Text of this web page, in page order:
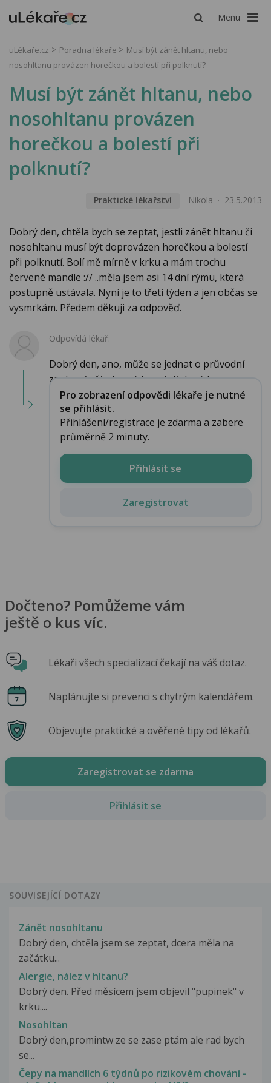
Menu
uLékaře.cz Poradna lékaře
Musí být zánět hltanu, nebo
nosohltanu provázen horečkou a bolestí při polknutí?
Musí být zánět hltanu, nebo
nosohltanu provázen
horečkou a bolestí při
polknutí?
Praktické lékařství Nikola 23.5.2013
Dobrý den, chtěla bych se zeptat, jestli zánět hltanu či
nosohltanu musí být doprovázen horečkou a bolestí
při polknutí. Bolí mě mírně v krku a mám trochu
červené mandle :// ..měla jsem asi 14 dní rýmu, která
postupně ustávala. Nyní je to třetí týden a jen občas se
vysmrkám. Předem děkuji za odpověď.
Odpovídá lékař:
Dobrý den, ano, může se jednat o průvodní
znaky zánětu horních cest dýchacích....
Pro zobrazení odpovědi lékaře je nutné
se přihlásit.
Přihlášení/registrace je zdarma a zabere
průměrně 2 minuty.
Přihlásit se
Zaregistrovat
Dočteno? Pomůžeme vám
ještě o kus víc.
Lékaři všech specializací čekají na váš dotaz.
Naplánujte si prevenci s chytrým kalendářem.
Objevujte praktické a ověřené tipy od lékařů.
Zaregistrovat se zdarma
Přihlásit se
SOUVISEJÍCÍ DOTAZY
Zánět nosohltanu
Dobrý den, chtěla jsem se zeptat, dcera měla na
začátku...
Alergie, nález v hltanu?
Dobrý den. Před měsícem jsem objevil "pupinek" v
krku....
Nosohltan
Dobrý den,promintw ze se zase ptám ale rad bych
se...
Čepy na mandlích 6 týdnů po rizikovém chování -